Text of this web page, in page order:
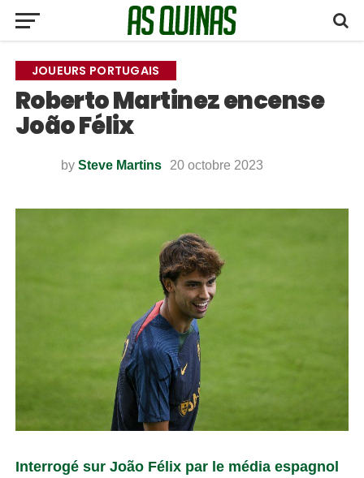
JOUEURS PORTUGAIS
Roberto Martinez encense
João Félix
by Steve Martins 20 octobre 2023
Interrogé sur João Félix par le média espagnol